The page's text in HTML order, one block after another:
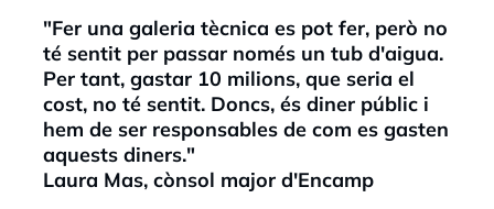
"Fer una galeria tècnica es pot fer, però no
té sentit per passar només un tub d'aigua.
Per tant, gastar 10 milions, que seria el
cost, no té sentit. Doncs, és diner públic i
hem de ser responsables de com es gasten
aquests diners."
Laura Mas, cònsol major d'Encamp